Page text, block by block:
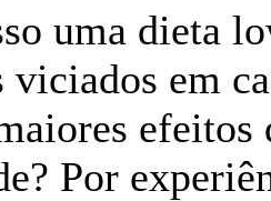
uma dieta
viciados em
Por